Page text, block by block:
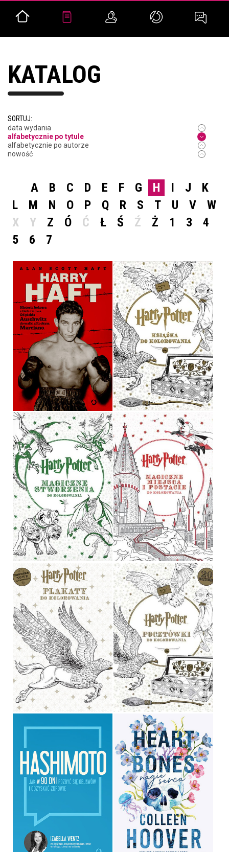
KATALOG
SORTUJ:
data wydania
alfabetycznie po tytule
alfabetycznie po autorze
nowość
A B C D E F G H I J
K
L
M N O P Q R S T U V
W
X
Y Z Ó Ć Ł Ś Ź Ż 1 3
4
5
6 7
HARRY HAFT
ALAN SCOTT HAFT
OPRAWA TWARDA
39,90 ZŁ
HARRY POTTER
OPRACOWANIE ZBIOROWE
OPRAWA MIĘKKA
29,90 ZŁ
HARRY POTTER
OPRACOWANIE ZBIOROWE
OPRAWA MIĘKKA
29,90 ZŁ
HARRY POTTER.
MAGICZNE MIEJSCA I
POSTACIE DO
KOLOROWANIA
OPRACOWANIE ZBIOROWE
29,90 ZŁ
HARRY POTTER. PLAKATY
DO KOLOROWANIA
OPRACOWANIE ZBIOROWE
34,90 ZŁ
HARRY POTTER.
POCZTÓWKI DO
KOLOROWANIA
OPRACOWANIE ZBIOROWE
19,90 ZŁ
HASHIMOTO
OPRAWA MIĘKKA ZE SKRZYDEŁKAMI
39,90 ZŁ
HEART BONES. NAGIE
SERCA
COLLEEN HOOVER
OPRAWA MIĘKKA
49,99 ZŁ